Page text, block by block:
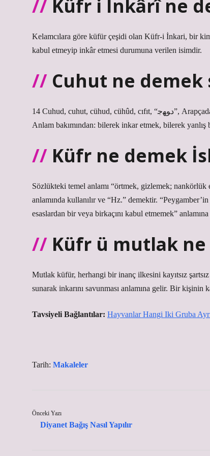
Küfr i Inkârî ne
Kelamcılara göre küfür çeşidi olan Küfr-i İnkari, bir
kabul etmeyip inkâr etmesi durumuna verilen isimdir.
Cuhut ne demek
14 Cuhud, cuhut, cühud, cühûd, cıfıt, “ﺩﻮﻬﺟ”, Arapçada “ﺩﻮﻬي – yehud” kelimesi Farsçada “ﺩﻮﻬﺟ – cuhud” olarak telaffuz edilir.
Anlam bakımından: bilerek inkar etmek, bilerek
Küfr ne demek
Sözlükteki temel anlamı “örtmek, gizlemek; nankörlük
anlamında kullanılır ve “Hz.” demektir.
esaslardan bir veya birkaçını kabul etmemek”
Küfr ü mutlak ne
Mutlak küfür, herhangi bir inanç ilkesini kayıtsız
sunarak inkarını savunması anlamına gelir. Bir kişinin
Tavsiyeli Bağlantılar: Hayvanlar Hangi Iki Gruba
Tarih: Makaleler
Önceki Yazı
Diyanet Bağış Nasıl Yapılır